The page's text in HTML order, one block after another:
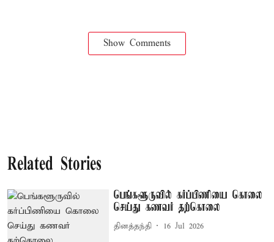
Show Comments
Related Stories
பெங்களூருவில் கர்ப்பிணியை கொலை
செய்து கணவர் தற்கொலை
தினத்தந்தி 16 Jul 2026